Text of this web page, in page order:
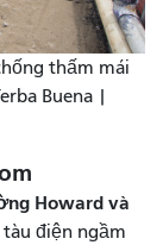
thấm mái
Buena |
Howard và
điện ngầm